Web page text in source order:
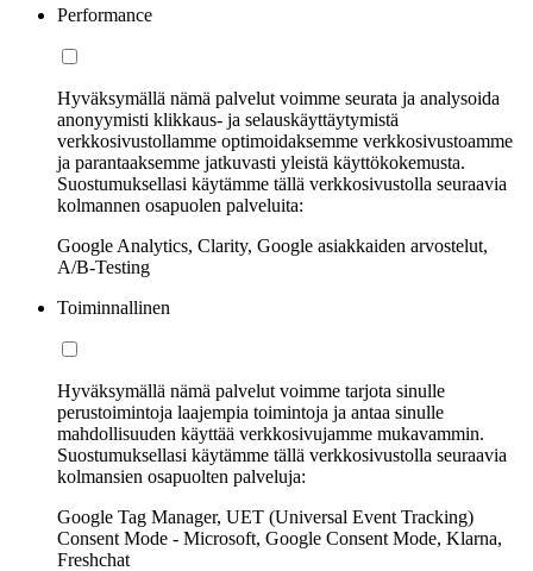
Performance
Hyväksymällä nämä palvelut voimme seurata ja analysoida
anonyymisti klikkaus- ja selauskäyttäytymistä
verkkosivustollamme optimoidaksemme verkkosivustoamme
ja parantaaksemme jatkuvasti yleistä käyttökokemusta.
Suostumuksellasi käytämme tällä verkkosivustolla seuraavia
kolmannen osapuolen palveluita:
Google Analytics, Clarity, Google asiakkaiden arvostelut,
A/B-Testing
Toiminnallinen
Hyväksymällä nämä palvelut voimme tarjota sinulle
perustoimintoja laajempia toimintoja ja antaa sinulle
mahdollisuuden käyttää verkkosivujamme mukavammin.
Suostumuksellasi käytämme tällä verkkosivustolla seuraavia
kolmansien osapuolten palveluja:
Google Tag Manager, UET (Universal Event Tracking)
Consent Mode - Microsoft, Google Consent Mode, Klarna,
Freshchat